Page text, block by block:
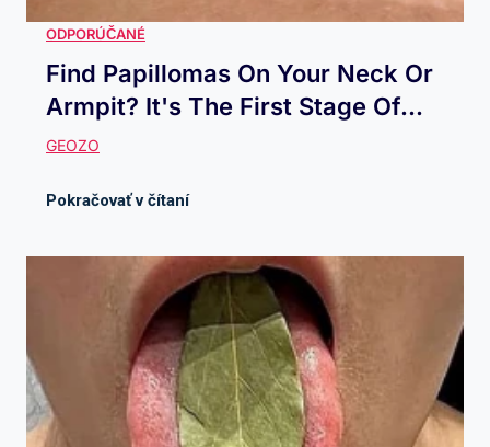
Find Papillomas On Your Neck Or
Armpit? It's The First Stage Of...